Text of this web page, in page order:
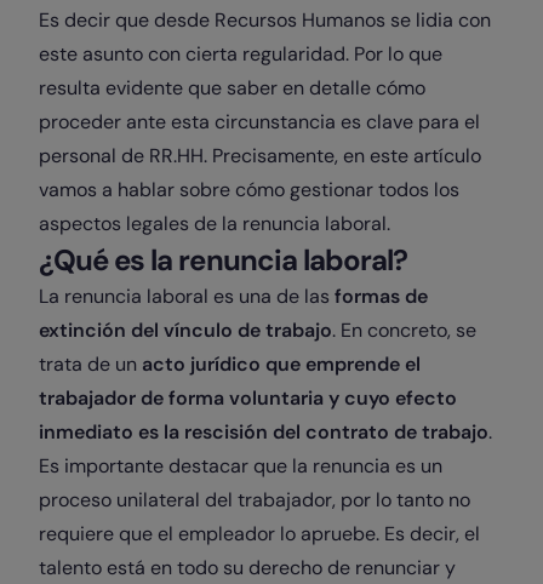
Es decir que desde Recursos Humanos se lidia con
este asunto con cierta regularidad. Por lo que
resulta evidente que saber en detalle cómo
proceder ante esta circunstancia es clave para el
personal de RR.HH. Precisamente, en este artículo
vamos a hablar sobre cómo gestionar todos los
aspectos legales de la renuncia laboral.
¿Qué es la renuncia laboral?
La renuncia laboral es una de las formas de
extinción del vínculo de trabajo. En concreto, se
trata de un acto jurídico que emprende el
trabajador de forma voluntaria y cuyo efecto
inmediato es la rescisión del contrato de trabajo.
Es importante destacar que la renuncia es un
proceso unilateral del trabajador, por lo tanto no
requiere que el empleador lo apruebe. Es decir, el
talento está en todo su derecho de renunciar y